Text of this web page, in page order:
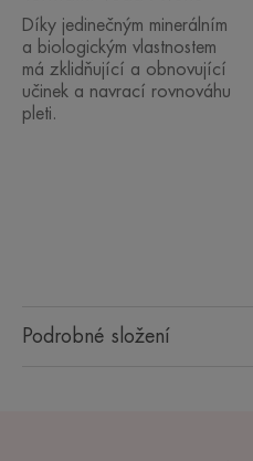
Podrobné složení
Díky jedinečným minerálním
a biologickým vlastnostem
má zklidňující a obnovující
učinek a navrací rovnováhu
pleti.